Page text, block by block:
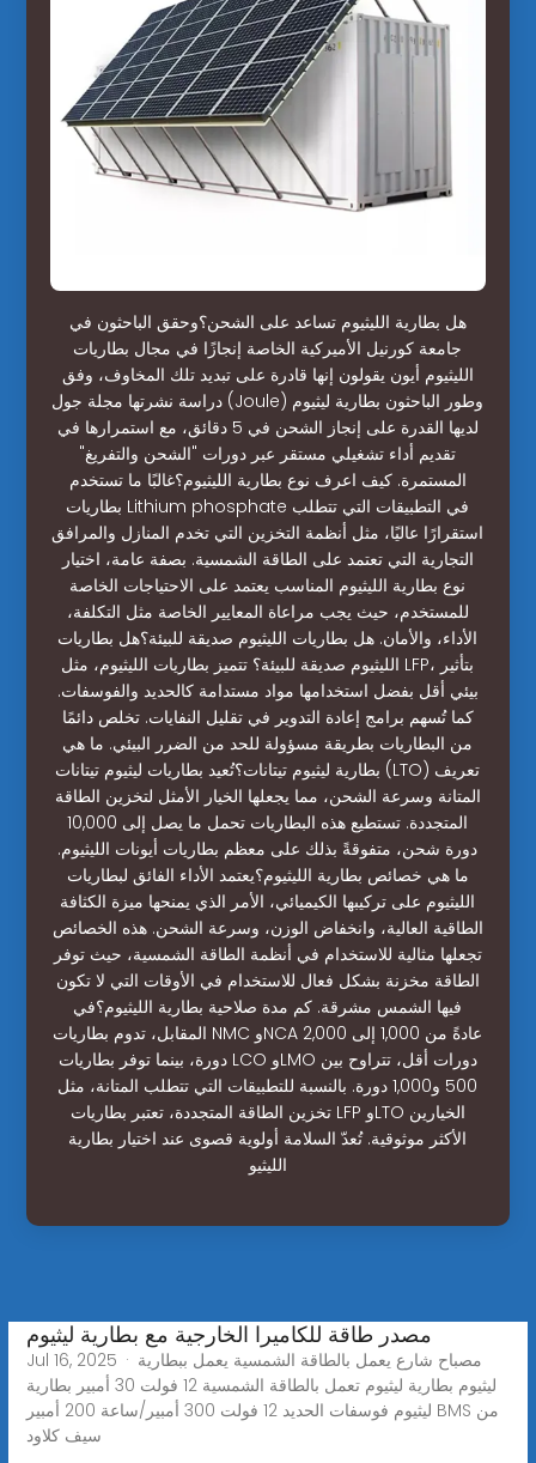
هل بطارية الليثيوم تساعد على الشحن؟وحقق الباحثون في
جامعة كورنيل الأميركية الخاصة إنجازًا في مجال بطاريات
الليثيوم أيون يقولون إنها قادرة على تبديد تلك المخاوف، وفق
دراسة نشرتها مجلة جول (Joule) وطور الباحثون بطارية ليثيوم
لديها القدرة على إنجاز الشحن في 5 دقائق، مع استمرارها في
تقديم أداء تشغيلي مستقر عبر دورات "الشحن والتفريغ"
المستمرة. كيف اعرف نوع بطارية الليثيوم؟غالبًا ما تستخدم
بطاريات Lithium phosphate في التطبيقات التي تتطلب
استقرارًا عاليًا، مثل أنظمة التخزين التي تخدم المنازل والمرافق
التجارية التي تعتمد على الطاقة الشمسية. بصفة عامة، اختيار
نوع بطارية الليثيوم المناسب يعتمد على الاحتياجات الخاصة
للمستخدم، حيث يجب مراعاة المعايير الخاصة مثل التكلفة،
الأداء، والأمان. هل بطاريات الليثيوم صديقة للبيئة؟هل بطاريات
الليثيوم صديقة للبيئة؟ تتميز بطاريات الليثيوم، مثل LFP، بتأثير
بيئي أقل بفضل استخدامها مواد مستدامة كالحديد والفوسفات.
كما تُسهم برامج إعادة التدوير في تقليل النفايات. تخلص دائمًا
من البطاريات بطريقة مسؤولة للحد من الضرر البيئي. ما هي
بطارية ليثيوم تيتانات؟تُعيد بطاريات ليثيوم تيتانات (LTO) تعريف
المتانة وسرعة الشحن، مما يجعلها الخيار الأمثل لتخزين الطاقة
المتجددة. تستطيع هذه البطاريات تحمل ما يصل إلى 10,000
دورة شحن، متفوقةً بذلك على معظم بطاريات أيونات الليثيوم.
ما هي خصائص بطارية الليثيوم؟يعتمد الأداء الفائق لبطاريات
الليثيوم على تركيبها الكيميائي، الأمر الذي يمنحها ميزة الكثافة
الطاقية العالية، وانخفاض الوزن، وسرعة الشحن. هذه الخصائص
تجعلها مثالية للاستخدام في أنظمة الطاقة الشمسية، حيث توفر
الطاقة مخزنة بشكل فعال للاستخدام في الأوقات التي لا تكون
فيها الشمس مشرقة. كم مدة صلاحية بطارية الليثيوم؟في
المقابل، تدوم بطاريات NMC وNCA عادةً من 1,000 إلى 2,000
دورة، بينما توفر بطاريات LCO وLMO دورات أقل، تتراوح بين
500 و1,000 دورة. بالنسبة للتطبيقات التي تتطلب المتانة، مثل
تخزين الطاقة المتجددة، تعتبر بطاريات LFP وLTO الخيارين
الأكثر موثوقية. تُعدّ السلامة أولوية قصوى عند اختيار بطارية
الليثيو
مصدر طاقة للكاميرا الخارجية مع بطارية ليثيوم
Jul 16, 2025 · مصباح شارع يعمل بالطاقة الشمسية يعمل ببطارية
ليثيوم بطارية ليثيوم تعمل بالطاقة الشمسية 12 فولت 30 أمبير بطارية
ليثيوم فوسفات الحديد 12 فولت 300 أمبير/ساعة 200 أمبير BMS من
سيف كلاود